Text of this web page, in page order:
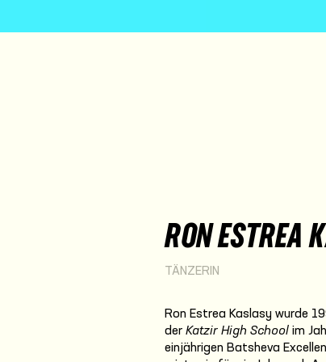
RON ESTREA
TÄNZERIN
Ron Estrea Kaslasy wurde
der Katzir High School im
einjährigen Batsheva